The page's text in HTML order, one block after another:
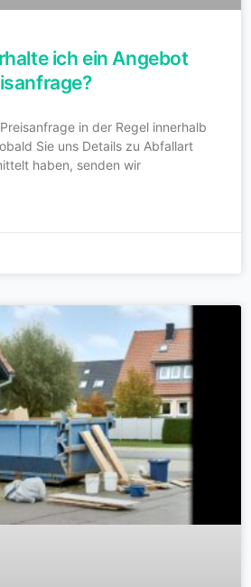
ich ein Angebot
in der Regel innerhalb
Sie uns Details zu Abfallart
haben, senden wir